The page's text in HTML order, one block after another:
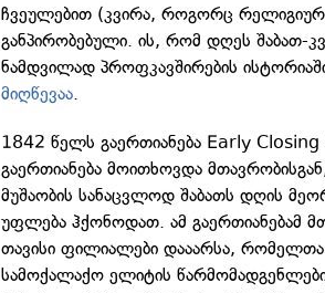
ჩვეულებით (კვირა, როგორც
განპირობებული. ის, რომ დღეს შაბათ-
ნამდვილად პროფკავშირების
მიღწევაა.
1842 წელს გაერთიანება Early
გაერთიანება მოითხოვდა
მუშაობის სანაცვლოდ შაბათს დღის
უფლება ჰქონოდათ. ამ გაერთიანებამ
თავისი ფილიალები დააარსა,
სამოქალაქო ელიტის